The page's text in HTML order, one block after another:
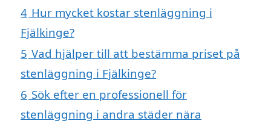
4 Hur mycket kostar stenläggning i
Fjälkinge?
5 Vad hjälper till att bestämma priset på
stenläggning i Fjälkinge?
6 Sök efter en professionell för
stenläggning i andra städer nära